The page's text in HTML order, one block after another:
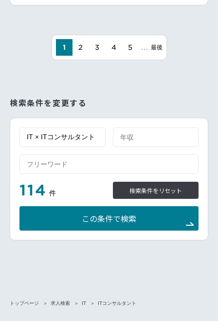
運営の経験
など！これまで様々な知見を持ったメンバーが「デー
タコンサルタント」として活躍してします！ぜひ貴方
事業の拡大を目指す日系の大手メーカー企業に対し
て、同社が保有するECデータを活用したコンサルテ
ィング支援サービスの立ち上げと拡大をリードいただ
きます。
日系エンタープライズ顧客を中心に商談における課題
き合いながら、データソリューションを通じて、解決
も、データソリューションによる課題解決を通じた顧
客のEC事業の継続的な成長支援を担当いただきま
す。
・エンタープライズ顧客向けのデータを活用したコン
サルティング支援
・既存顧客へのカスタマーサクセス支援(データを活用
・多様なプロジェクトへの参加：中国企業の日本進出
1 2 3 4 5 … 最後
検索条件を変更する
114 件
この条件で検索
検索条件をリセット
トップページ 求人検索 IT ITコンサルタント